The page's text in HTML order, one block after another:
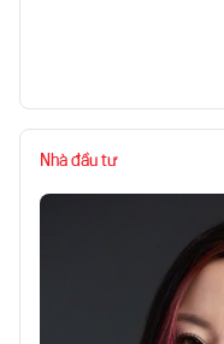
Nhà đầu tư